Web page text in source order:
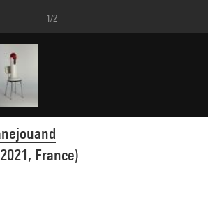
France)
Pompidou, MNAM-CCI/Philippe Migeat/Dist.
[1996 CX 0525]
1/2